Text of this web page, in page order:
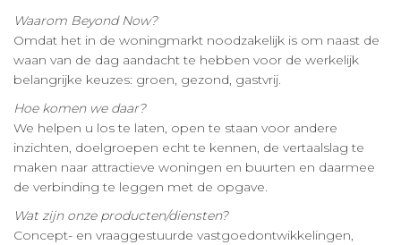
Waarom Beyond Now?
Omdat het in de woningmarkt noodzakelijk is om naast de
waan van de dag aandacht te hebben voor de werkelijk
belangrijke keuzes: groen, gezond, gastvrij.
Hoe komen we daar?
We helpen u los te laten, open te staan voor andere
inzichten, doelgroepen echt te kennen, de vertaalslag te
maken naar attractieve woningen en buurten en daarmee
de verbinding te leggen met de opgave.
Wat zijn onze producten/diensten?
Concept- en vraaggestuurde vastgoedontwikkelingen,